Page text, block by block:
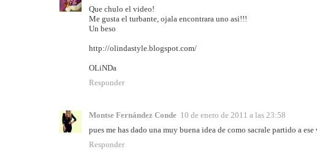
Que chulo el video!
Me gusta el turbante, ojala encontrara uno asi!!!
Un beso
http://olindastyle.blogspot.com/
OLiNDa
Responder
Montse Fernández Conde 10 de enero de 2011 a las 23:58
pues me has dado una muy buena idea de como sacrale partido a
Responder